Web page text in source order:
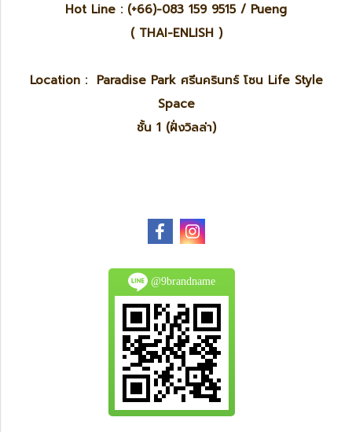
Hot Line : (+66)-083 159 9515 / Pueng
( THAI-ENLISH )
Location : Paradise Park ศรีนครินทร์ โซน Life Style
Space
ชั้น 1 (ฝั่งวิลล่า)
@9brandname